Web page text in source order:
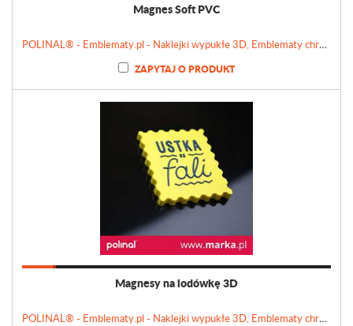
Magnes Soft PVC
POLINAL® - Emblematy.pl - Naklejki wypukłe 3D, Emblematy chromowane, Tabliczki, Etykiety
ZAPYTAJ O PRODUKT
Magnesy na lodówkę 3D
POLINAL® - Emblematy.pl - Naklejki wypukłe 3D, Emblematy chromowane, Tabliczki, Etykiety